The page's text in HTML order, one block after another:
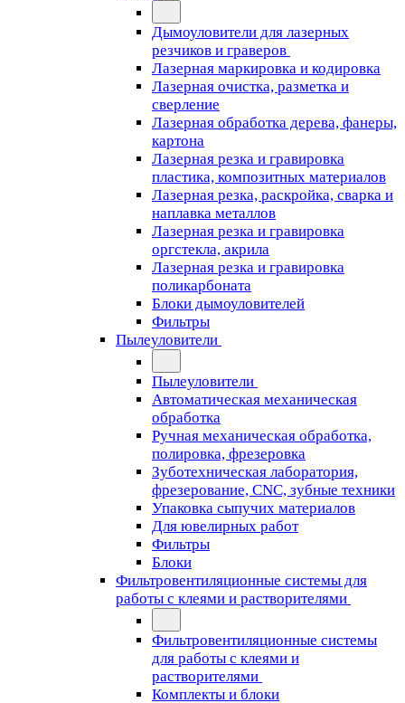
Дымоуловители для лазерных
резчиков и граверов
Лазерная маркировка и кодировка
Лазерная очистка, разметка и
сверление
Лазерная обработка дерева, фанеры,
картона
Лазерная резка и гравировка
пластика, композитных материалов
Лазерная резка, раскройка, сварка и
наплавка металлов
Лазерная резка и гравировка
оргстекла, акрила
Лазерная резка и гравировка
поликарбоната
Блоки дымоуловителей
Фильтры
Пылеуловители
Пылеуловители
Автоматическая механическая
обработка
Ручная механическая обработка,
полировка, фрезеровка
Зуботехническая лаборатория,
фрезерование, CNC, зубные техники
Упаковка сыпучих материалов
Для ювелирных работ
Фильтры
Блоки
Фильтровентиляционные системы для
работы с клеями и растворителями
Фильтровентиляционные системы
для работы с клеями и
растворителями
Комплекты и блоки